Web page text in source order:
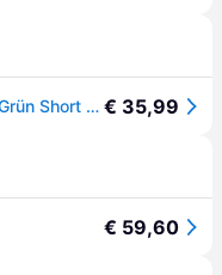
Outwell Champ Junior Sleeping Bag Grün Short / Left Zipper Junge € 35,99
€ 59,60